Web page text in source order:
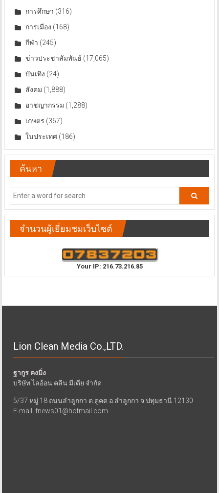
การศึกษา (316)
การเมือง (168)
กีฬา (245)
ข่าวประชาสัมพันธ์ (17,065)
บันเทิง (24)
สังคม (1,888)
อาชญากรรม (1,288)
เกษตร (367)
ในประเทศ(186)
ค้นหา
จำนวนผู้เยี่ยมชมเว็บไซต์
Your IP: 216.73.216.85
Lion Clean Media Co.,LTD.
ฐากูร คงมิ่ง
บริษัท ไลอ้อน คลีน มีเดีย จำกัด
5/37 หมู่ 18 ถนนลำลูกกา ต.คูคต อ.ลำลูกกา จ.ปทุมธานี 12130
E-mail: fnews01@hotmail.com